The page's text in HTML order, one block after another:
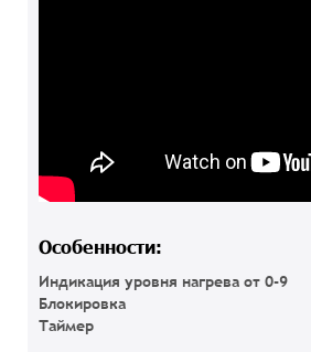
Особенности:
Индикация уровня нагрева от 0-9
Блокировка
Таймер